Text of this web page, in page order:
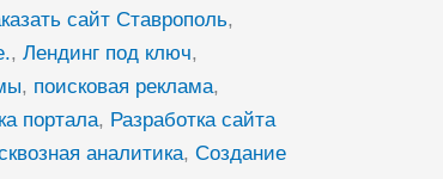
сайт Ставрополь,
, Лендинг под ключ,
, поисковая реклама,
портала, Разработка сайта
аналитика, Создание